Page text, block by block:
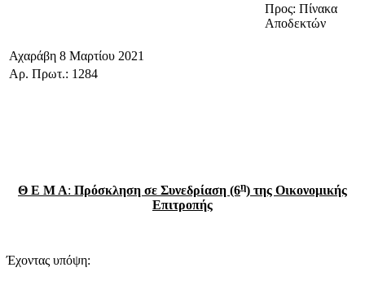
Προς: Πίνακα
Αποδεκτών
Αχαράβη 8 Μαρτίου 2021
Αρ. Πρωτ.: 1284
Θ Ε Μ Α: Πρόσκληση σε Συνεδρίαση (6η) της Οικονομικής
Επιτροπής
Έχοντας υπόψη: